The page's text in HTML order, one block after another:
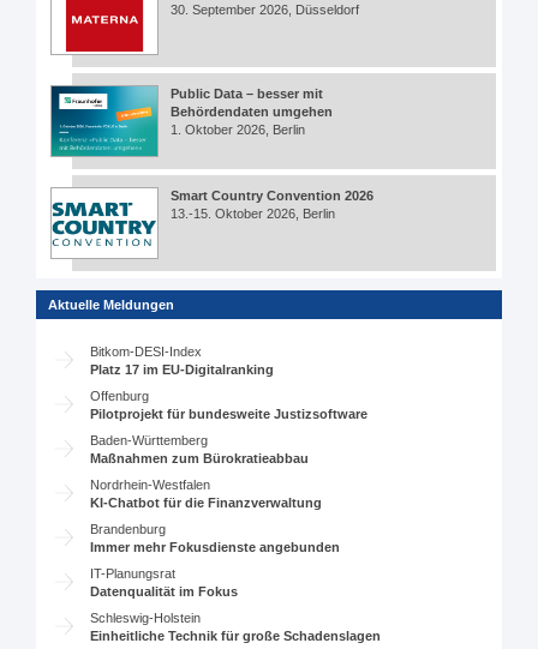
30. September 2026, Düsseldorf
Public Data – besser mit
Behördendaten umgehen
1. Oktober 2026, Berlin
Smart Country Convention 2026
13.-15. Oktober 2026, Berlin
Aktuelle Meldungen
Bitkom-DESI-Index
Platz 17 im EU-Digitalranking
Offenburg
Pilotprojekt für bundesweite Justizsoftware
Baden-Württemberg
Maßnahmen zum Bürokratieabbau
Nordrhein-Westfalen
KI-Chatbot für die Finanzverwaltung
Brandenburg
Immer mehr Fokusdienste angebunden
IT-Planungsrat
Datenqualität im Fokus
Schleswig-Holstein
Einheitliche Technik für große Schadenslagen